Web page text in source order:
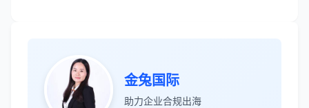
金兔国际
助力企业合规出海
王总
泰国公司注册比预想的复杂，多亏有专业